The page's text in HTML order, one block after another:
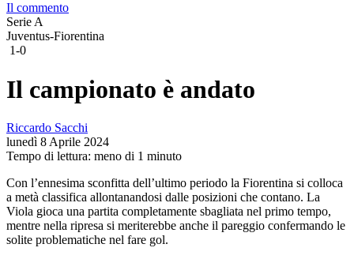
Il commento
Serie A
Juventus-Fiorentina
1-0
Il campionato è andato
Riccardo Sacchi
lunedì 8 Aprile 2024
Tempo di lettura: meno di 1 minuto
Con l’ennesima sconfitta dell’ultimo periodo la Fiorentina si colloca
a metà classifica allontanandosi dalle posizioni che contano. La
Viola gioca una partita completamente sbagliata nel primo tempo,
mentre nella ripresa si meriterebbe anche il pareggio confermando le
solite problematiche nel fare gol.